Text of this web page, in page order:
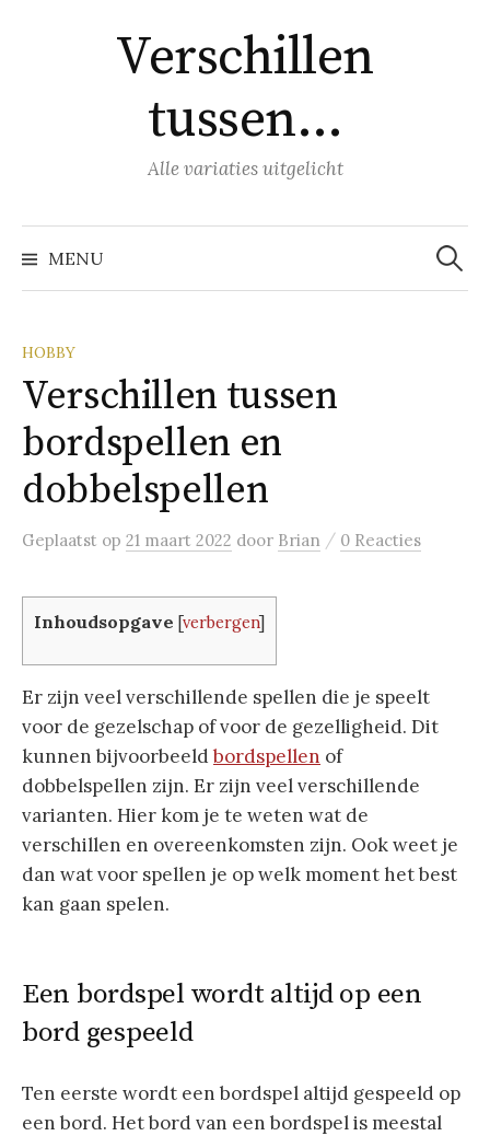
Verschillen
tussen…
Alle variaties uitgelicht
MENU
Zoeken
naar:
HOBBY
Verschillen tussen
bordspellen en
dobbelspellen
Geplaatst op 21 maart 2022 door Brian / 0 Reacties
Inhoudsopgave [verbergen]
Er zijn veel verschillende spellen die je speelt
voor de gezelschap of voor de gezelligheid. Dit
kunnen bijvoorbeeldbordspellen of
dobbelspellen zijn. Er zijn veel verschillende
varianten. Hier kom je te weten wat de
verschillen en overeenkomsten zijn. Ook weet je
dan wat voor spellen je op welk moment het best
kan gaan spelen.
Een bordspel wordt altijd op een
bord gespeeld
Ten eerste wordt een bordspel altijd gespeeld op
een bord. Het bord van een bordspel is meestal